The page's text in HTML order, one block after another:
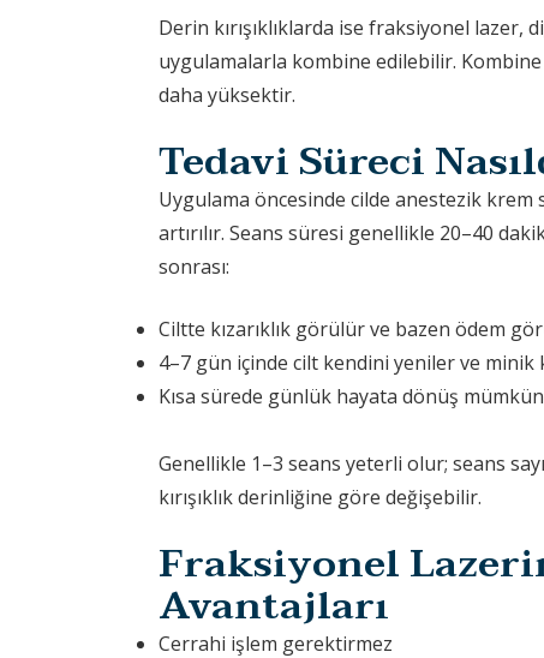
Derin kırışıklıklarda ise fraksiyonel lazer,
uygulamalarla kombine edilebilir. Kombine
daha yüksektir.
Tedavi Süreci
Uygulama öncesinde cilde anestezik
artırılır. Seans süresi genellikle 20–40
sonrası:
Ciltte kızarıklık görülür ve bazen ödem
4–7 gün içinde cilt kendini yeniler ve
Kısa sürede günlük hayata dönüş
Genellikle 1–3 seans yeterli olur; seans
kırışıklık derinliğine göre değişebilir.
Fraksiyonel
Avantajları
Cerrahi işlem gerektirmez